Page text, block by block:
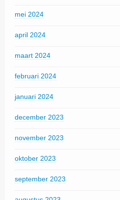
mei 2024
april 2024
maart 2024
februari 2024
januari 2024
december 2023
november 2023
oktober 2023
september 2023